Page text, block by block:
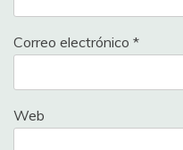
Correo electrónico *
Web